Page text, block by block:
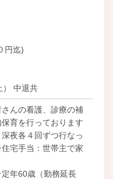
円迄)
） 中退共
んの看護、診療の補
育を行っております
夜各４回ずつ行なっ
宅手当：世帯主で家
年60歳（勤務延長